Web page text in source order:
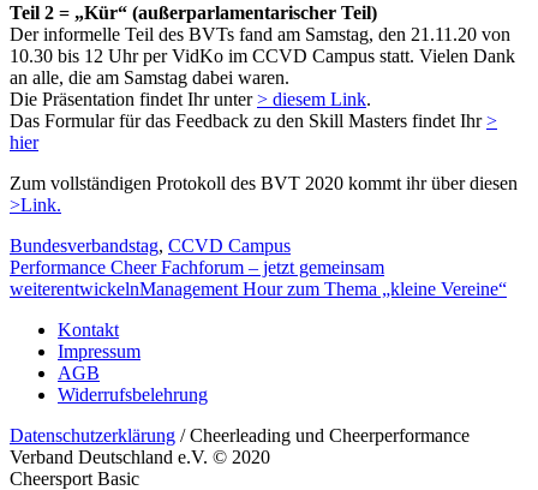
Teil 2 = „Kür“ (außerparlamentarischer Teil)
Der informelle Teil des BVTs fand am Samstag, den 21.11.20 von
10.30 bis 12 Uhr per VidKo im CCVD Campus statt. Vielen Dank
an alle, die am Samstag dabei waren.
Die Präsentation findet Ihr unter> diesem Link.
Das Formular für das Feedback zu den Skill Masters findet Ihr>
hier
Zum vollständigen Protokoll des BVT 2020 kommt ihr über diesen
>Link.
Bundesverbandstag, CCVD Campus
Performance Cheer Fachforum – jetzt gemeinsam
weiterentwickelnManagement Hour zum Thema „kleine Vereine“
Kontakt
Impressum
AGB
Widerrufsbelehrung
Datenschutzerklärung / Cheerleading und Cheerperformance
Verband Deutschland e.V. © 2020
Cheersport Basic